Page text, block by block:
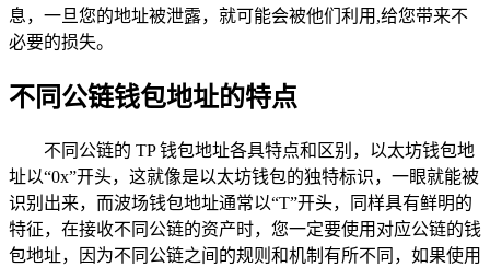
息，一旦您的地址被泄露，就可能会被他们利用,给您带来不
必要的损失。
不同公链钱包地址的特点
不同公链的 TP 钱包地址各具特点和区别，以太坊钱包地
址以“0x”开头，这就像是以太坊钱包的独特标识，一眼就能被
识别出来，而波场钱包地址通常以“T”开头，同样具有鲜明的
特征，在接收不同公链的资产时，您一定要使用对应公链的钱
包地址，因为不同公链之间的规则和机制有所不同，如果使用